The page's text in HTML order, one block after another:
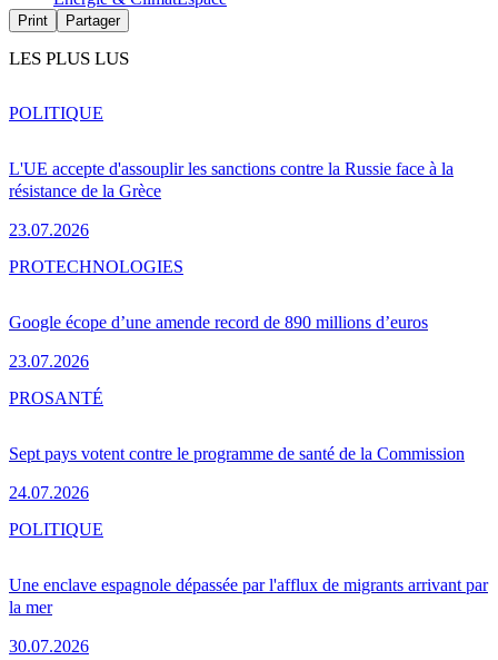
Print Partager
LES PLUS LUS
L'UE accepte d'assouplir les sanctions contre la Russie face à la
résistance de la Grèce
23.07.2026
POLITIQUE
Google écope d’une amende record de 890 millions d’euros
23.07.2026
PROTECHNOLOGIES
Sept pays votent contre le programme de santé de la Commission
24.07.2026
PROSANTÉ
Une enclave espagnole dépassée par l'afflux de migrants arrivant par
la mer
30.07.2026
POLITIQUE